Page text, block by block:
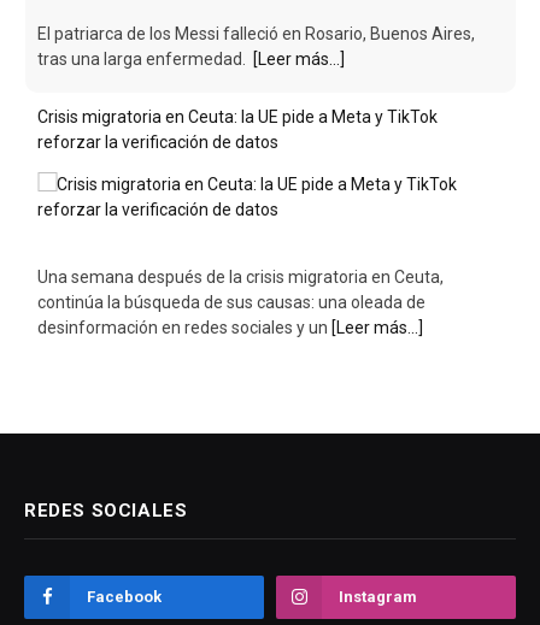
El patriarca de los Messi falleció en Rosario, Buenos Aires,
tras una larga enfermedad.
[Leer más...]
Crisis migratoria en Ceuta: la UE pide a Meta y TikTok
reforzar la verificación de datos
Una semana después de la crisis migratoria en Ceuta,
continúa la búsqueda de sus causas: una oleada de
desinformación en redes sociales y un [Leer más...]
REDES SOCIALES
Facebook Instagram